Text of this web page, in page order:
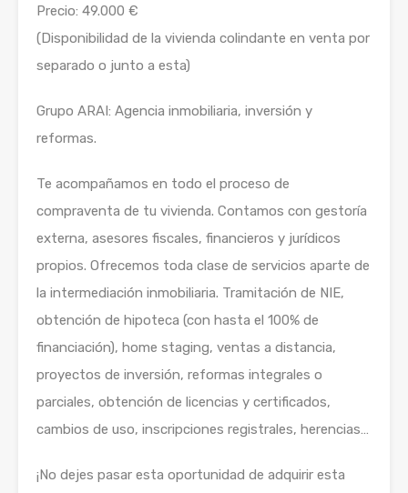
Precio: 49.000 €
(Disponibilidad de la vivienda colindante en venta por
separado o junto a esta)
Grupo ARAI: Agencia inmobiliaria, inversión y
reformas.
Te acompañamos en todo el proceso de
compraventa de tu vivienda. Contamos con gestoría
externa, asesores fiscales, financieros y jurídicos
propios. Ofrecemos toda clase de servicios aparte de
la intermediación inmobiliaria. Tramitación de NIE,
obtención de hipoteca (con hasta el 100% de
financiación), home staging, ventas a distancia,
proyectos de inversión, reformas integrales o
parciales, obtención de licencias y certificados,
cambios de uso, inscripciones registrales, herencias…
¡No dejes pasar esta oportunidad de adquirir esta